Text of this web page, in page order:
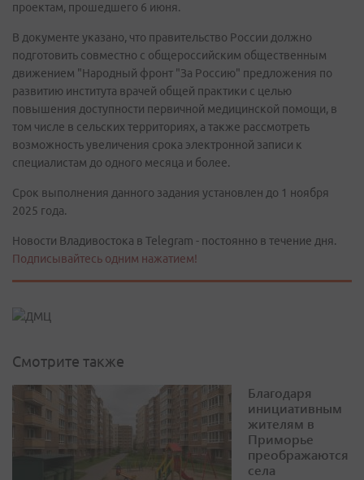
проектам, прошедшего 6 июня.
В документе указано, что правительство России должно
подготовить совместно с общероссийским общественным
движением "Народный фронт "За Россию" предложения по
развитию института врачей общей практики с целью
повышения доступности первичной медицинской помощи, в
том числе в сельских территориях, а также рассмотреть
возможность увеличения срока электронной записи к
специалистам до одного месяца и более.
Срок выполнения данного задания установлен до 1 ноября
2025 года.
Новости Владивостока в Telegram - постоянно в течение дня.
Подписывайтесь одним нажатием!
Смотрите также
Благодаря
инициативным
жителям в
Приморье
преображаются
села